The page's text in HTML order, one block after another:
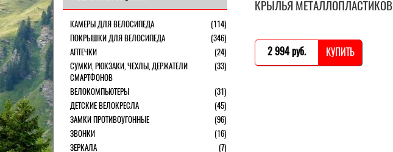
КРЫЛЬЯ
2 994 pуб. КУПИТЬ
КАМЕРЫ ДЛЯ ВЕЛОСИПЕДА
(114)
ПОКРЫШКИ ДЛЯ ВЕЛОСИПЕДА
(346)
АПТЕЧКИ
(24)
СУМКИ, РЮКЗАКИ, ЧЕХЛЫ, ДЕРЖАТЕЛИ
СМАРТФОНОВ
(33)
ВЕЛОКОМПЬЮТЕРЫ
(31)
ДЕТСКИЕ ВЕЛОКРЕСЛА
(45)
ЗАМКИ ПРОТИВОУГОННЫЕ
(96)
ЗВОНКИ
(16)
ЗЕРКАЛА
(7)